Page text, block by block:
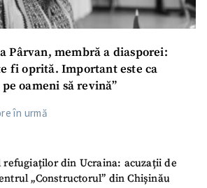
Pârvan, membră a diasporei:
fi oprită. Important este ca
oameni să revină”
în urmă
refugiaților din Ucraina: acuzații de
„Constructorul” din Chișinău
și sunt de
politica de
ȘTIREA